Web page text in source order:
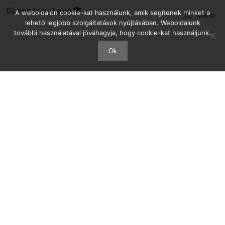
Menu
A weboldalon cookie-kat használunk, amik segítenek minket a
lehető legjobb szolgáltatások nyújtásában. Weboldalunk
további használatával jóváhagyja, hogy cookie-kat használjunk.
Ok